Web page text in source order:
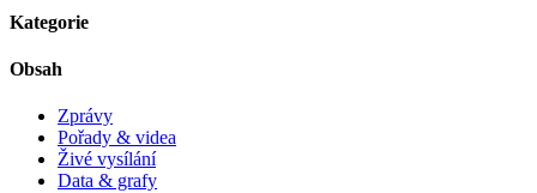
Kategorie
Obsah
Zprávy
Pořady & videa
Živé vysílání
Data & grafy